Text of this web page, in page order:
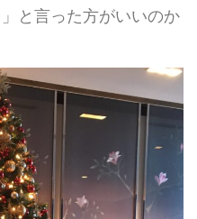
と言った方がいいのか